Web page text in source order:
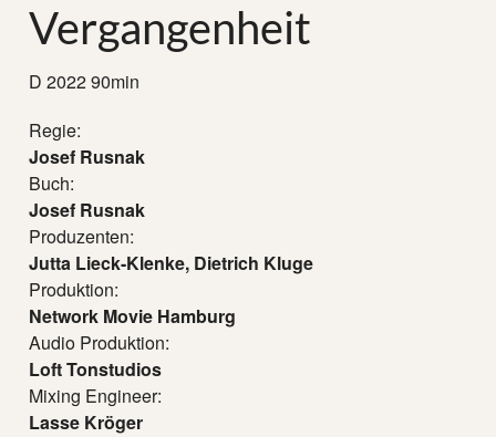
Vergangenheit
D 2022 90min
Regie:
Josef Rusnak
Buch:
Josef Rusnak
Produzenten:
Jutta Lieck-Klenke, Dietrich Kluge
Produktion:
Network Movie Hamburg
Audio Produktion:
Loft Tonstudios
Mixing Engineer:
Lasse Kröger